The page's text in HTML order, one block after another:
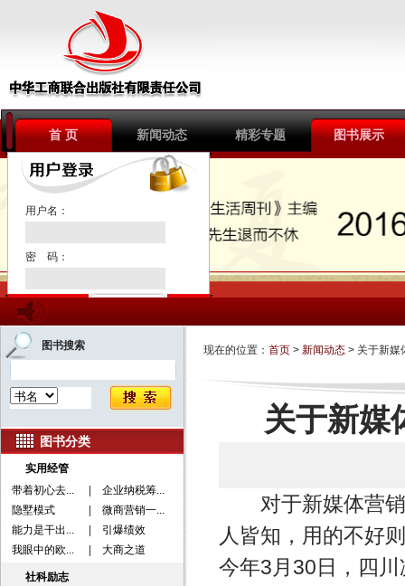
首 页 新闻动态 精彩专题 图书展示
用户名：
密 码：
注册新用户
图书搜索
图书分类
实用经管
带着初心去...
企业纳税筹...
隐墅模式
微商营销一...
能力是干出...
引爆绩效
我眼中的欧...
大商之道
社科励志
现在的位置： 首页 > 新闻动态 > 关于新媒
关于新媒
对于新媒体营销
人皆知，用的不好
今年3月30日，四